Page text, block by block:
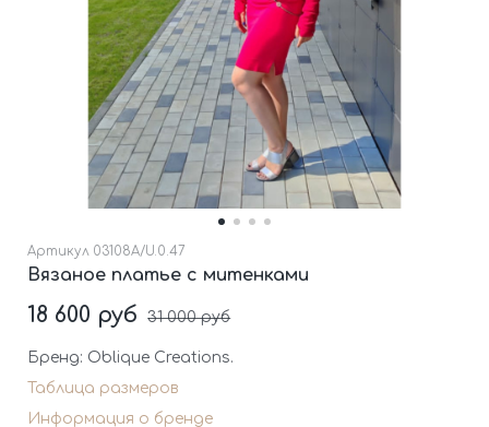
Артикул 03108A/U.0.47
Вязаное платье с митенками
18 600 руб 31 000 руб
Бренд: Oblique Creations.
Таблица размеров
Информация о бренде